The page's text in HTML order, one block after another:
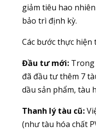
giảm tiêu hao
bảo trì định kỳ.
Các bước thực
Đầu tư mới:Trong
đã đầu tư thêm 7
dầu sản phẩm, tàu
Thanh lý tàu cũ:
(như tàu hóa chất